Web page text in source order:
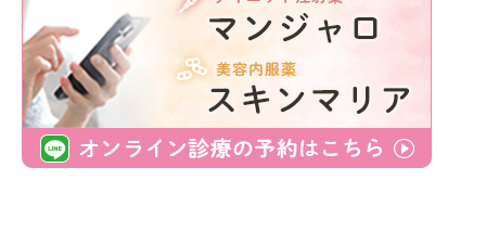
お願い
美容施術（フォト治療、ボトックス注射など）やしみレーザー、
ほくろ除去、手術を受けられる方へのお願いです。安全上および
施術部屋のスペースの都合上、未就学児のお子様連れでの施術は
お断りしております。必ずお子様を預けるなどして施術をお受け